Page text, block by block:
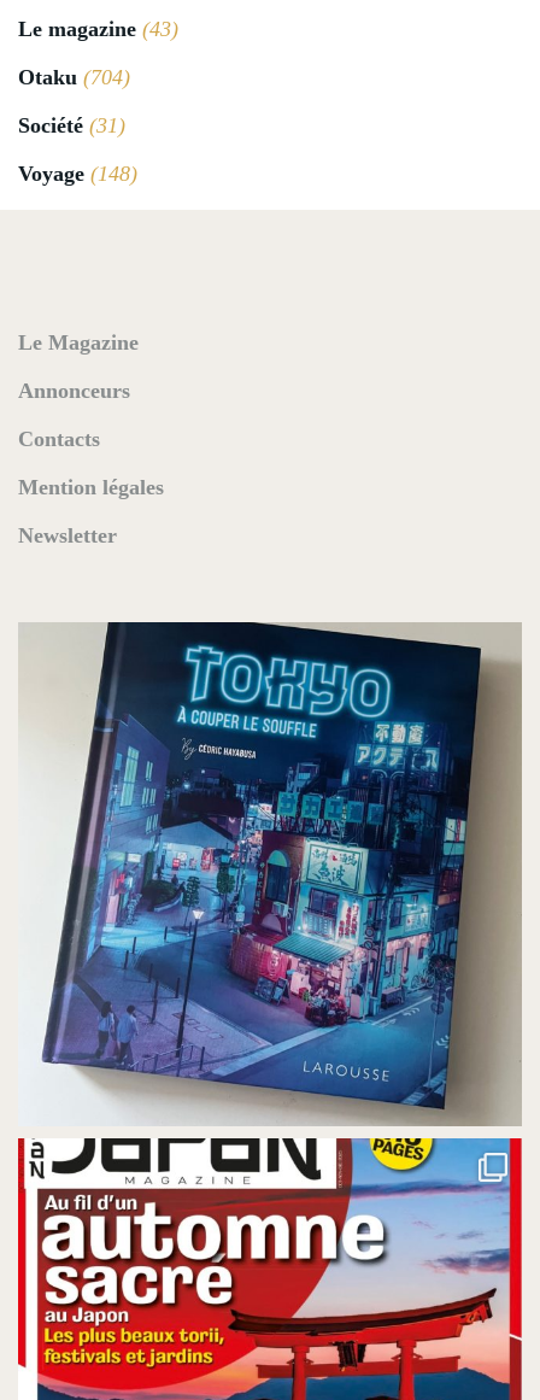
Le magazine (43)
Otaku (704)
Société (31)
Voyage (148)
Le Magazine
Annonceurs
Contacts
Mention légales
Newsletter